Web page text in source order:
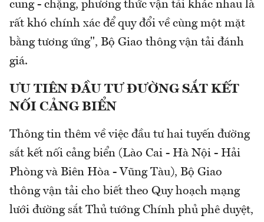
cung - chặng, phương thức vận tải khác nhau là
rất khó chính xác để quy đổi về cùng một mặt
bằng tương ứng", Bộ Giao thông vận tải đánh
giá.
ƯU TIÊN ĐẦU TƯ ĐƯỜNG SẮT KẾT
NỐI CẢNG BIỂN
Thông tin thêm về việc đầu tư hai tuyến đường
sắt kết nối cảng biển (Lào Cai - Hà Nội - Hải
Phòng và Biên Hòa - Vũng Tàu), Bộ Giao
thông vận tải cho biết theo Quy hoạch mạng
lưới đường sắt Thủ tướng Chính phủ phê duyệt,